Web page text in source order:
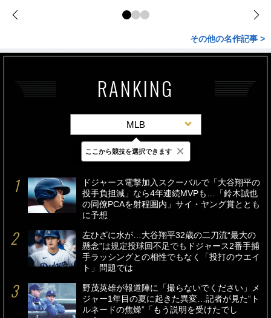
その他の名作記事 >
RANKING
MLB
最新 24時間 週間
ドジャース電撃加入スクーバルで「大谷翔平の
投手負担減」なら4年連続MVPも…「鈴木誠也
の同僚PCAを射程圏内」サイ・ヤング賞ととも
に予想
左ひざに水が…大谷翔平32歳の二刀流“最大の
懸念”は規定投球回不足でもドジャース2番手捕
手ラッシングとの相性でもなく「投打のウエイ
ト」問題では
野茂英雄が報道陣に「撮らないでください」メ
ジャー1年目の夏に起きた異変…記者が見た“ト
ルネードの焦燥”「もう説明を受けたでし
ここから競技を選択できます ×